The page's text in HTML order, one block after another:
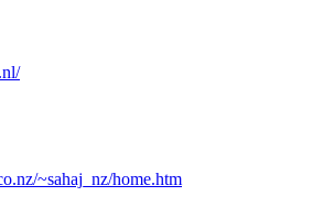
~sahaj_nz/home.htm